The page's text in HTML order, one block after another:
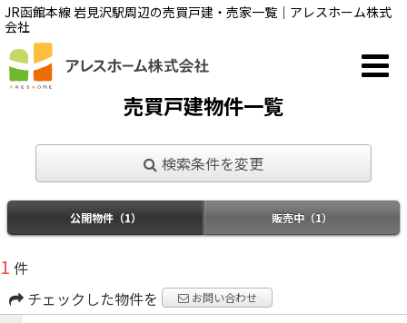
JR函館本線 岩見沢駅周辺の売買戸建・売家一覧｜アレスホーム株式
会社
売買戸建物件一覧
検索条件を変更
公開物件（1） 販売中（1）
1 件
チェックした物件を
お問い合わせ